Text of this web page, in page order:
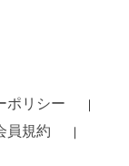
ポリシー ｜
員規約 ｜